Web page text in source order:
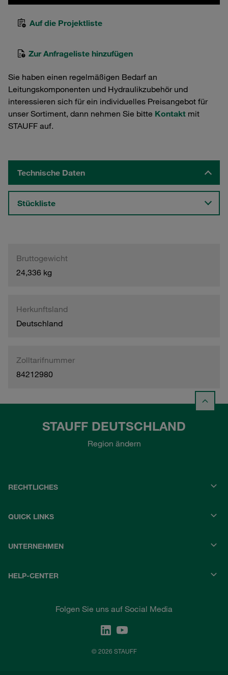
Auf die Projektliste
Zur Anfrageliste hinzufügen
Sie haben einen regelmäßigen Bedarf an
Leitungskomponenten und Hydraulikzubehör und
interessieren sich für ein individuelles Preisangebot für
unser Sortiment, dann nehmen Sie bitte Kontakt mit
STAUFF auf.
Technische Daten
Stückliste
Bruttogewicht
24,336 kg
Herkunftsland
Deutschland
Zolltarifnummer
84212980
STAUFF DEUTSCHLAND
Region ändern
RECHTLICHES
QUICK LINKS
UNTERNEHMEN
HELP-CENTER
Folgen Sie uns auf Social Media
© 2026 STAUFF